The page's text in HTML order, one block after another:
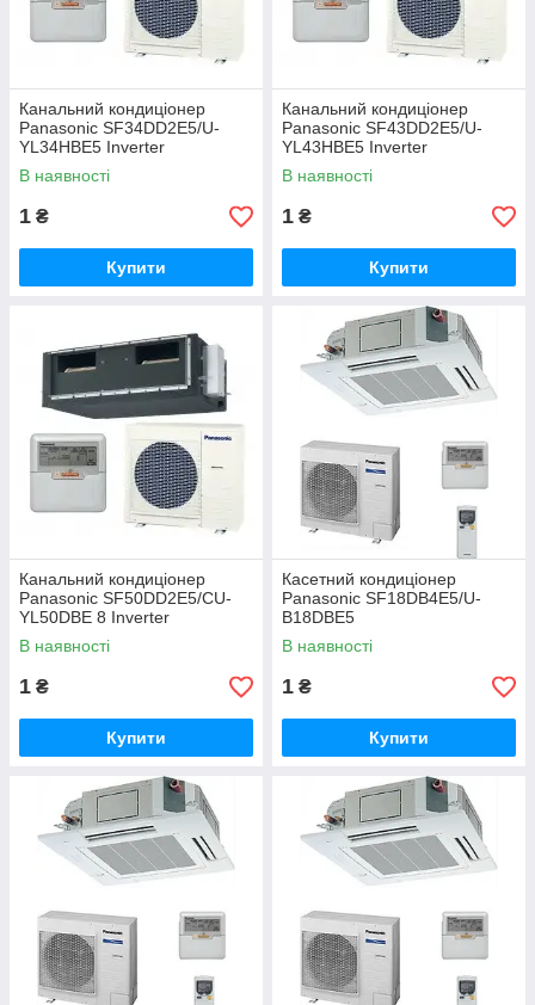
Канальний кондиціонер
Panasonic SF34DD2E5/U-
YL34HBE5 Inverter
В наявності
1 ₴
Купити
Канальний кондиціонер
Panasonic SF43DD2E5/U-
YL43HBE5 Inverter
В наявності
1 ₴
Купити
Канальний кондиціонер
Panasonic SF50DD2E5/CU-
YL50DBE 8 Inverter
В наявності
1 ₴
Купити
Касетний кондиціонер
Panasonic SF18DB4E5/U-
B18DBE5
В наявності
1 ₴
Купити